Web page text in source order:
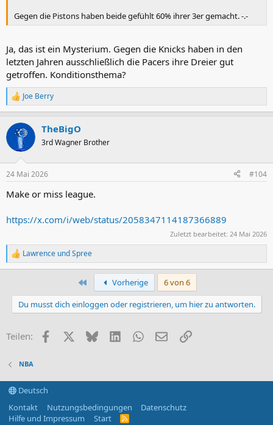
Gegen die Pistons haben beide gefühlt 60% ihrer 3er gemacht. -.-
Ja, das ist ein Mysterium. Gegen die Knicks haben in den
letzten Jahren ausschließlich die Pacers ihre Dreier gut
getroffen. Konditionsthema?
R
e
k
i
e
:
Joe Berry
TheBigO
3rd Wagner Brother
24 Mai 2026 #104
Make or miss league.
https://x.com/i/web/status/2058347114187366889
Zuletzt bearbeitet: 24 Mai 2026
R
e
t
o
e
Lawrence undSpree
Erste Vorherige
6 von 6
Du musst dich einloggen oder registrieren, um hier zu antworten.
Teilen: FacebookX (Twitter)
BlueskyLinkedInWhatsApp
E-MailLink
NBA
Deutsch
Kontakt
Nutzungsbedingungen
Datenschutz
Hilfe und Impressum
Start
R